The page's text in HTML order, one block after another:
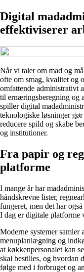
Digital
effektiviserer
Når vi taler om mad og
ofte om smag, kvalitet og
omfattende administrativt
til ernæringsberegning og
spiller digital
teknologiske løsninger
reducere spild og skabe
og institutioner.
Fra papir og
platforme
I mange år har
håndskrevne lister,
fungeret, men det har
I dag er digitale platforme
Moderne systemer samler
menuplanlægning og
at køkkenpersonalet kan
skal bestilles, og hvordan
følge med i forbruget og